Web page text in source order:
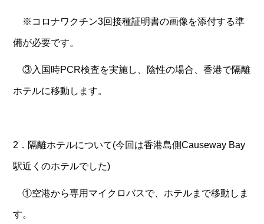
※コロナワクチン3回接種証明書の画像を添付する準
備が必要です。
③入国時PCR検査を実施し、陰性の場合、香港で隔離
ホテルに移動します。
2．隔離ホテルについて(今回は香港島側Causeway Bay
駅近くのホテルでした)
①空港から専用マイクロバスで、ホテルまで移動しま
す。